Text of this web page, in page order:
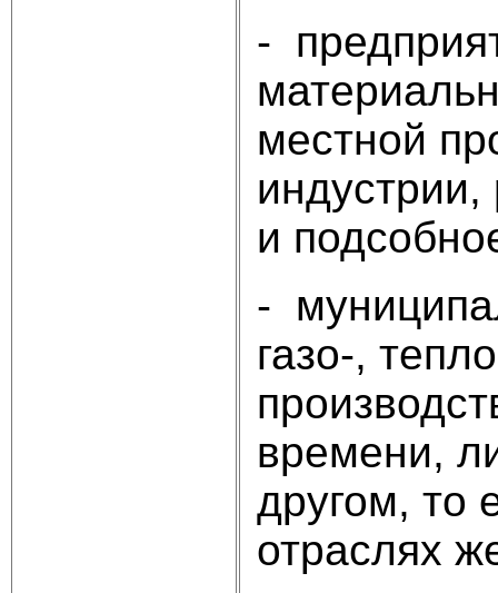
-
местной
индустрии,
и
-
газо-,
времени,
другом, то
отраслях